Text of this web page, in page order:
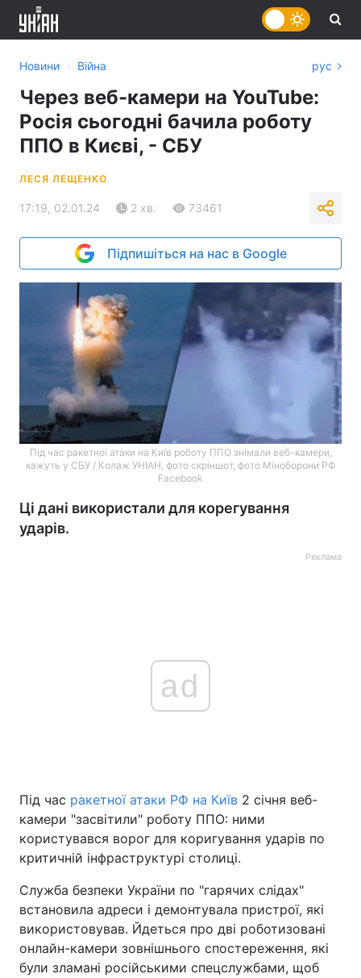
Головна Війна
Україна Політика
Економіка Світ
Спорт Наука
Техно і зв'язок Лайт
Зброя Інциденти
Новини › Війна рус
Через веб-камери на YouTube:
Росія сьогодні бачила роботу
ППО в Києві, - СБУ
ЛЕСЯ ЛЕЩЕНКО
17:19, 02.01.24 2 хв. 73461
Підпишіться на нас в Google
Під час ракетної атаки на Київ роботу ППО знімали веб-камери,
кажуть у СБУ / Колаж УНІАН, фото скріншот, фото Міноборони РФ
Facebook
Ці дані використали для корегування
ударів.
Реклама
ad
Під час ракетної атаки РФ на Київ 2 січня веб-
камери "засвітили" роботу ППО: ними
користувався ворог для коригування ударів по
критичній інфраструктурі столиці.
Служба безпеки України по "гарячих слідах"
встановила адреси і демонтувала пристрої, які
використовував. Йдеться про дві роботизовані
онлайн-камери зовнішнього спостереження, які
були зламані російськими спецслужбами, щоб